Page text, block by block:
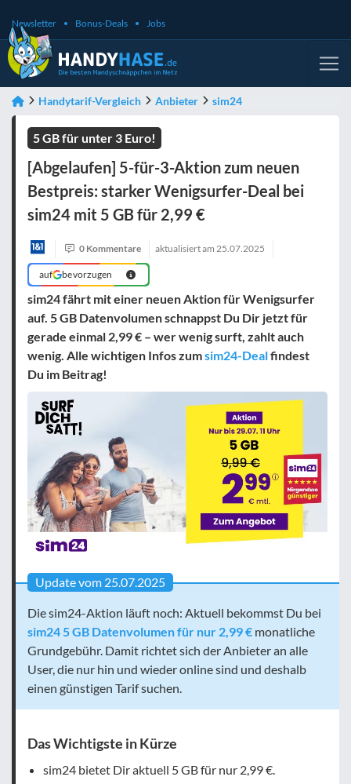
Newsletter Bonus-Deals Jobs
Handytarif-Vergleich Anbieter sim24
5 GB für unter 3 Euro!
[Abgelaufen] 5-für-3-Aktion zum neuen
Bestpreis: starker Wenigsurfer-Deal bei
sim24 mit 5 GB für 2,99 €
0 Kommentare aktualisiert am25.07.2025
auf bevorzugen
sim24 fährt mit einer neuen Aktion für Wenigsurfer
auf. 5 GB Datenvolumen schnappst Du Dir jetzt für
gerade einmal 2,99 € – wer wenig surft, zahlt auch
wenig. Alle wichtigen Infos zumsim24-Dealfindest
Du im Beitrag!
Update vom 25.07.2025
Die sim24-Aktion läuft noch: Aktuell bekommst Du bei
sim24 5 GB Datenvolumen für nur 2,99 € monatliche
Grundgebühr. Damit richtet sich der Anbieter an alle
User, die nur hin und wieder online sind und deshalb
einen günstigen Tarif suchen.
Das Wichtigste in Kürze
sim24 bietet Dir aktuell 5 GB für nur 2,99 €.